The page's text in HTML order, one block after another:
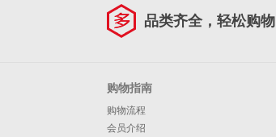
品类齐全，轻松购物
购物指南
购物流程
会员介绍